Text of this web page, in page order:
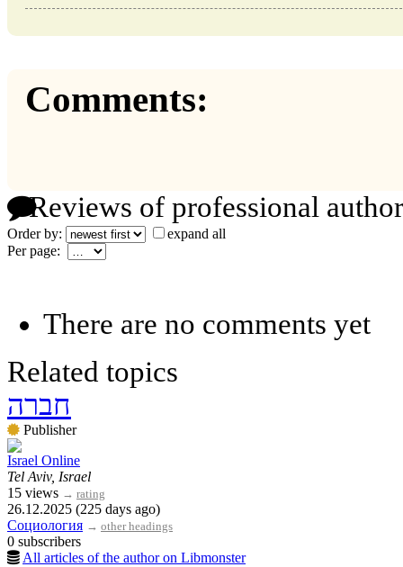
Comments:
Reviews of professional
Order by:
expand all
Per page:
There are no comments yet
Related topics
חברה
Publisher
Israel Online
Tel Aviv, Israel
15 views → rating
26.12.2025 (225 days ago)
Социология → other headings
0 subscribers
All articles of the author on Libmonster